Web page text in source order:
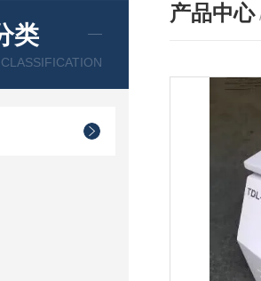
类
产品中心